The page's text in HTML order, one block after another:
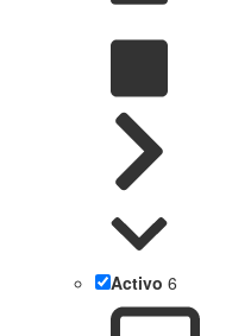
Activo 6